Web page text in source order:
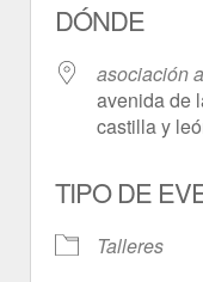
DÓNDE
asociación
avenida de
castilla y
TIPO DE
Talleres